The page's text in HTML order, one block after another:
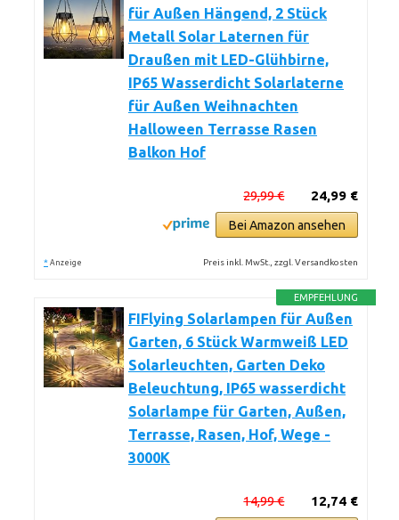
für Außen Hängend, 2 Stück
Metall Solar Laternen für
Draußen mit LED-Glühbirne,
IP65 Wasserdicht Solarlaterne
für Außen Weihnachten
Halloween Terrasse Rasen
Balkon Hof
24,99 €
29,99 €
Bei Amazon ansehen
* Anzeige Preis inkl. MwSt., zzgl. Versandkosten
EMPFEHLUNG
FIFlying Solarlampen für Außen
Garten, 6 Stück Warmweiß LED
Solarleuchten, Garten Deko
Beleuchtung, IP65 wasserdicht
Solarlampe für Garten, Außen,
Terrasse, Rasen, Hof, Wege -
3000K
12,74 €
14,99 €